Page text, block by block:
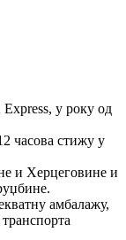
у року од
часова стижу у
и Херцеговине и
амбалажу,